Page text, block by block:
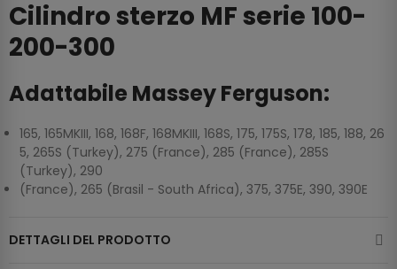
Cilindro sterzo MF serie 100-
200-300
Adattabile Massey Ferguson:
165, 165MKIII, 168, 168F, 168MKIII, 168S, 175, 175S, 178, 185, 188, 26
5, 265S (Turkey), 275 (France), 285 (France), 285S
(Turkey), 290
(France), 265 (Brasil - South Africa), 375, 375E, 390, 390E
DETTAGLI DEL PRODOTTO